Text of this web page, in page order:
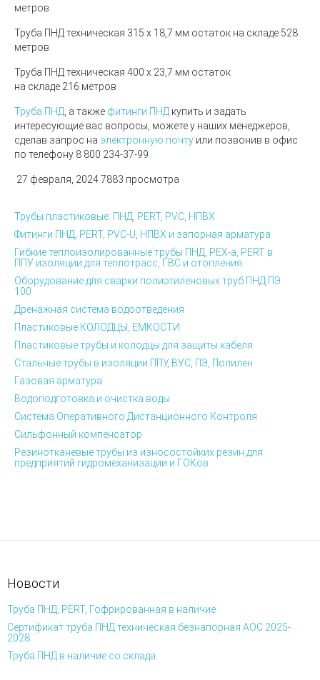
метров
Труба ПНД техническая 315 х 18,7 мм остаток на складе 528
метров
Труба ПНД техническая 400 х 23,7 мм остаток
на складе 216 метров
Труба ПНД , а также фитинги ПНД купить и задать
интересующие вас вопросы, можете у наших менеджеров,
сделав запрос на электронную почту или позвонив в офис
по телефону 8 800 234-37-99
27 февраля, 20247883 просмотра
Трубы пластиковые: ПНД, PERT, PVC, НПВХ
Фитинги ПНД, PERT, PVC-U, НПВХ и запорная арматура
Гибкие теплоизолированные трубы ПНД, PEX-а, PERT в
ППУ изоляции для теплотрасс, ГВС и отопления
Оборудование для сварки полиэтиленовых труб ПНД ПЭ
100
Дренажная система водоотведения
Пластиковые КОЛОДЦЫ, ЕМКОСТИ
Пластиковые трубы и колодцы для защиты кабеля
Стальные трубы в изоляции ППУ, ВУС, ПЭ, Полилен
Газовая арматура
Водоподготовка и очистка воды
Система Оперативного Дистанционного Контроля
Сильфонный компенсатор
Резинотканевые трубы из износостойких резин для
предприятий гидромеханизации и ГОКов
Новости
Труба ПНД, PERT, Гофрированная в наличие
Сертификат труба ПНД техническая безнапорная АОС 2025-
2028
Труба ПНД в наличие со склада